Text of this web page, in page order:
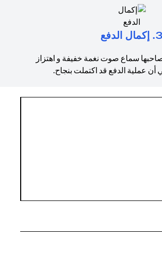
3. إكمال الدفع
سماع صوت نغمة خفيفة و اهتزاز
أن عملية الدفع قد اكتملت بنجاح.